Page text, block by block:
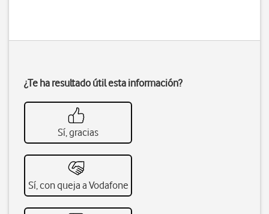
¿Te ha resultado útil esta información?
Sí, gracias
Sí, con queja a Vodafone